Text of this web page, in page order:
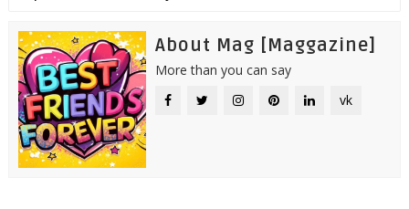
About Mag [Maggazine]
More than you can say
vk